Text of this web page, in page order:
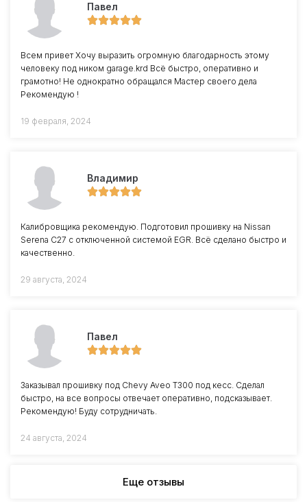
Павел
Всем привет Хочу выразить огромную благодарность этому
человеку под ником garage.krd Всё быстро, оперативно и
грамотно! Не однократно обращался Мастер своего дела
Рекомендую !
19 февраля, 2024
Владимир
Калибровщика рекомендую. Подготовил прошивку на Nissan
Serena C27 с отключенной системой EGR. Всё сделано быстро и
качественно.
29 августа, 2024
Павел
Заказывал прошивку под Chevy Aveo T300 под кесс. Сделал
быстро, на все вопросы отвечает оперативно, подсказывает.
Рекомендую! Буду сотрудничать.
24 августа, 2024
Еще отзывы